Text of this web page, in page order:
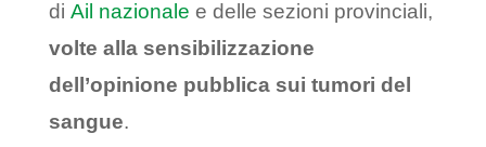
di Ail nazionale e delle sezioni provinciali,
volte alla sensibilizzazione
dell’opinione pubblica sui tumori del
sangue.